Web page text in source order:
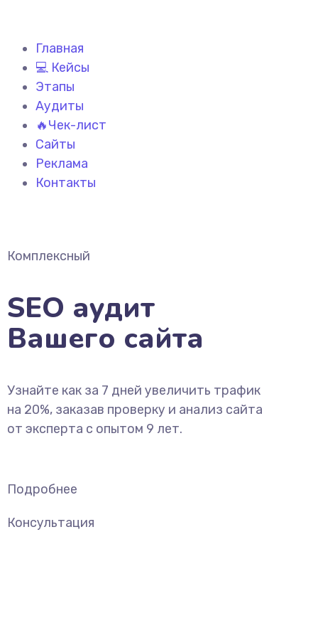
Главная
💻 Кейсы
Этапы
Аудиты
🔥Чек-лист
Сайты
Реклама
Контакты
Комплексный
SEO аудит
Вашего сайта
Узнайте как за 7 дней увеличить трафик
на 20%, заказав проверку и анализ сайта
от эксперта с опытом 9 лет.
Подробнее
Консультация